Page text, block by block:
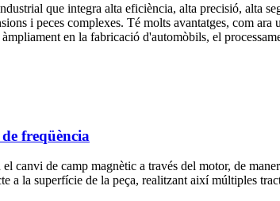
que integra alta eficiència, alta precisió, alta
i peces complexes. Té molts avantatges, com
en la fabricació d'automòbils, el
freqüència
de camp magnètic a través del motor, de
la superfície de la peça, realitzant així múltiples